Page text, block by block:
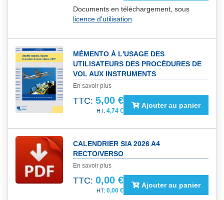
Documents en téléchargement, sous
licence d'utilisation
MÉMENTO À L'USAGE DES
UTILISATEURS DES PROCÉDURES DE
VOL AUX INSTRUMENTS
En savoir plus
TTC: 5,00 €
4,74 €
Ajouter au panier
CALENDRIER SIA 2026 A4
RECTO/VERSO
En savoir plus
TTC: 0,00 €
0,00 €
Ajouter au panier